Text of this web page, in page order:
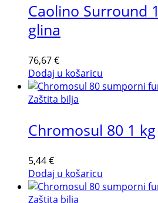
Caolino Surround
glina
76,67€
Dodaj u košaricu
Zaštita bilja
Chromosul 80 1 kg
5,44€
Dodaj u košaricu
Zaštita bilja